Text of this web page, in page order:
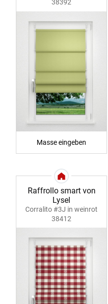
38392
Masse eingeben
Raffrollo smart von
Lysel
Corralito #3J in weinrot
38412